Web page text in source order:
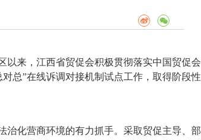
以来，江西省贸促会积极贯彻落实中国贸促会
总”在线诉调对接机制试点工作，取得阶段性
治化营商环境的有力抓手。采取贸促主导、部